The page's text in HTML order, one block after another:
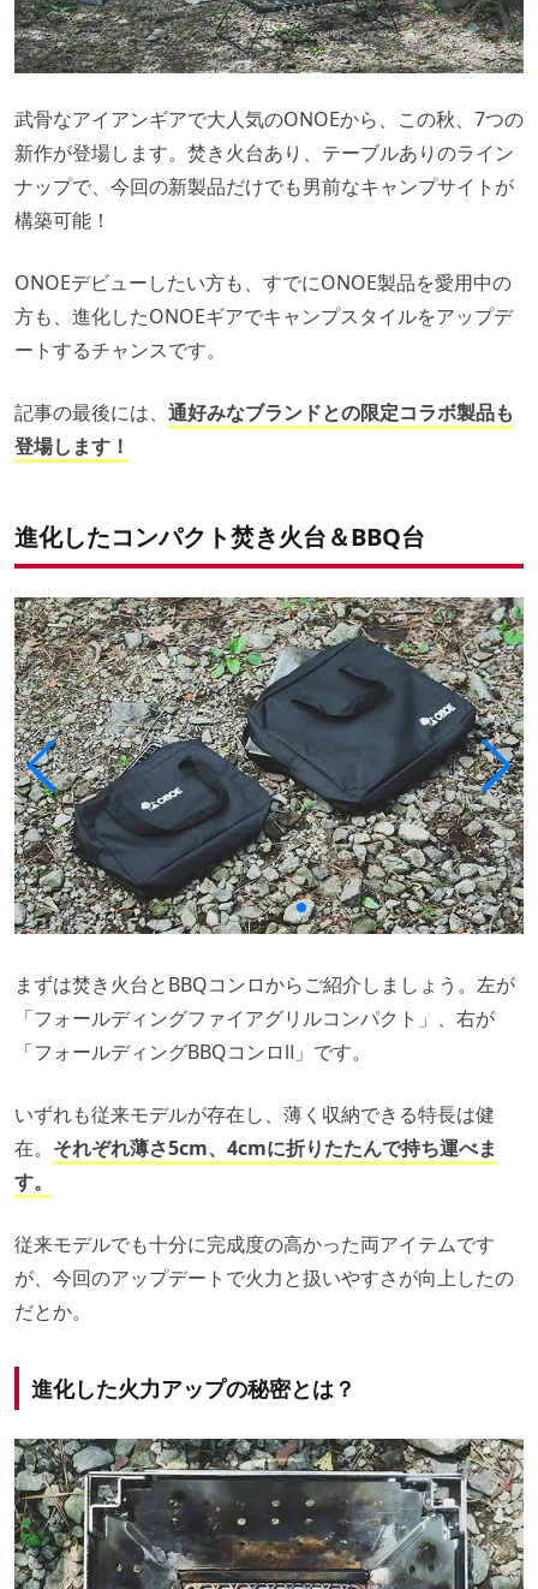
武骨なアイアンギアで大人気のONOEから、この秋、7つの
新作が登場します。焚き火台あり、テーブルありのライン
ナップで、今回の新製品だけでも男前なキャンプサイトが
構築可能！
ONOEデビューしたい方も、すでにONOE製品を愛用中の
方も、進化したONOEギアでキャンプスタイルをアップデ
ートするチャンスです。
記事の最後には、 通好みなブランドとの限定コラボ製品も
登場します！
進化したコンパクト焚き火台＆BBQ台
まずは焚き火台とBBQコンロからご紹介しましょう。左が
「フォールディングファイアグリルコンパクト」、右が
「フォールディングBBQコンロⅡ」です。
いずれも従来モデルが存在し、薄く収納できる特長は健
在。 それぞれ薄さ5cm、4cmに折りたたんで持ち運べま
す。
従来モデルでも十分に完成度の高かった両アイテムです
が、今回のアップデートで火力と扱いやすさが向上したの
だとか。
進化した火力アップの秘密とは？